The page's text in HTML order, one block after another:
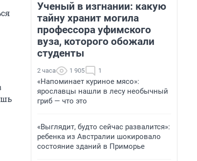
Ученый в изгнании: какую
тайну хранит могила
профессора уфимского
вуза, которого обожали
студенты
2 часа 1 905 1
«Напоминает куриное мясо»:
ярославцы нашли в лесу необычный
гриб — что это
«Выглядит, будто сейчас развалится»:
ребенка из Австралии шокировало
состояние зданий в Приморье